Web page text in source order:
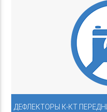
ДЕФЛЕКТОРЫ К-КТ